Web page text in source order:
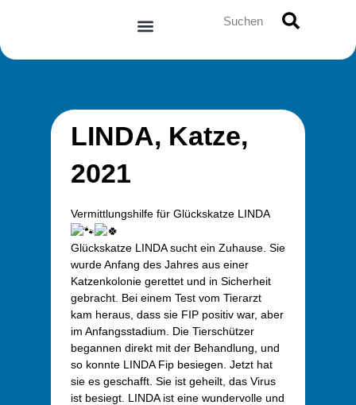
springen
Suche
LINDA, Katze,
2021
Vermittlungshilfe für Glückskatze LINDA
Glückskatze LINDA sucht ein Zuhause. Sie
wurde Anfang des Jahres aus einer
Katzenkolonie gerettet und in Sicherheit
gebracht. Bei einem Test vom Tierarzt
kam heraus, dass sie FIP positiv war, aber
im Anfangsstadium. Die Tierschützer
begannen direkt mit der Behandlung, und
so konnte LINDA Fip besiegen. Jetzt hat
sie es geschafft. Sie ist geheilt, das Virus
ist besiegt. LINDA ist eine wundervolle und